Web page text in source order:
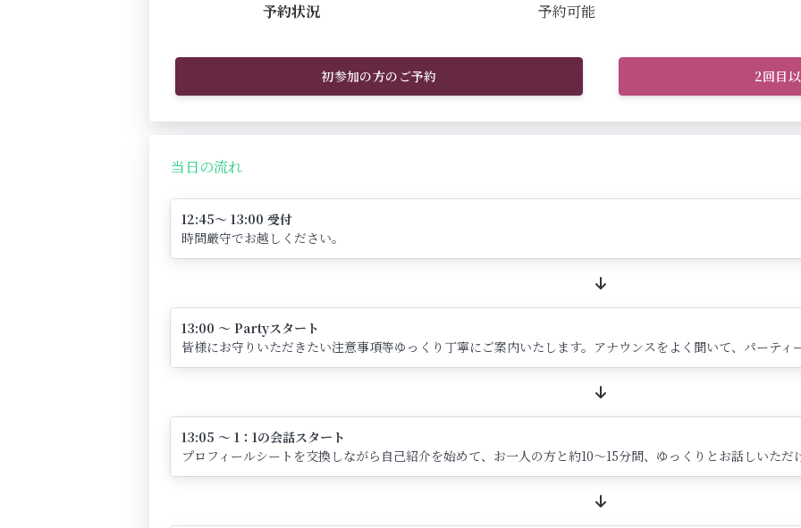
予約状況 予約可能
初参加の方のご予約 2回目
当日の流れ
12:45～ 13:00 受付
時間厳守でお越しください。
13:00 ～ Partyスタート
皆様にお守りいただきたい注意事項等ゆっくり丁寧にご案内いたします。アナウンスをよく聞いて、パーティ
13:05 ～ 1：1の会話スタート
プロフィールシートを交換しながら自己紹介を始めて、お一人の方と約10～15分間、ゆっくりとお話しいただ